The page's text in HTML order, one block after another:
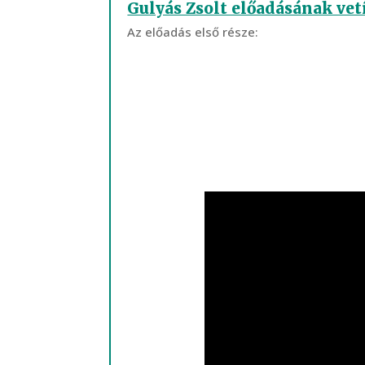
Gulyás Zsolt előadásának
Az előadás első része: